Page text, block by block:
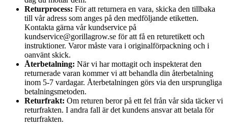
Returprocess: För att returnera en vara, skicka den tillbaka
till vår adress som anges på den medföljande etiketten.
Kontakta gärna vår kundservice på
kundservice@gorillagrow.se för att få en returetikett och
instruktioner. Varor måste vara i originalförpackning och i
oanvänt skick.
Återbetalning: När vi har mottagit och inspekterat den
returnerade varan kommer vi att behandla din återbetalning
inom 5-7 vardagar. Återbetalningen görs via den ursprungliga
betalningsmetoden.
Returfrakt: Om returen beror på ett fel från vår sida täcker vi
returfrakten. I andra fall är det kundens ansvar att betala för
returfrakten.